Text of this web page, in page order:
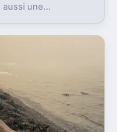
aussi une